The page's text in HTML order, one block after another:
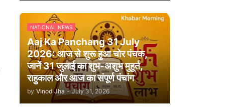
NATIONAL NEWS
Aaj Ka Panchang 31 July
2026: आज से शुरू हुआ चोर पंचक,
जानें 31 जुलाई का शुभ-अशुभ मुहूर्त,
राहुकाल और आज का संपूर्ण पंचांग
by Vinod Jha - July 31, 2026